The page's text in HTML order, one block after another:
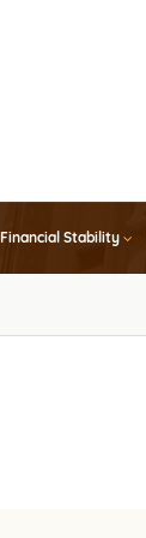
Financial Stability